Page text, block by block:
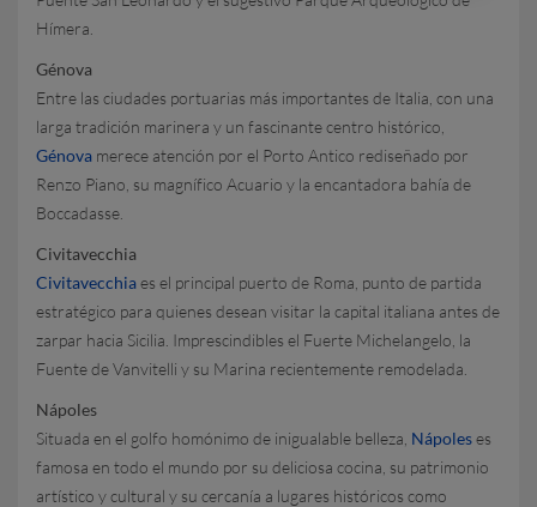
Hímera.
Génova
Entre las ciudades portuarias más importantes de Italia, con una
larga tradición marinera y un fascinante centro histórico,
Génova merece atención por el Porto Antico rediseñado por
Renzo Piano, su magnífico Acuario y la encantadora bahía de
Boccadasse.
Civitavecchia
Civitavecchiaes el principal puerto de Roma, punto de partida
estratégico para quienes desean visitar la capital italiana antes de
zarpar hacia Sicilia. Imprescindibles el Fuerte Michelangelo, la
Fuente de Vanvitelli y su Marina recientemente remodelada.
Nápoles
Situada en el golfo homónimo de inigualable belleza, Nápoleses
famosa en todo el mundo por su deliciosa cocina, su patrimonio
artístico y cultural y su cercanía a lugares históricos como